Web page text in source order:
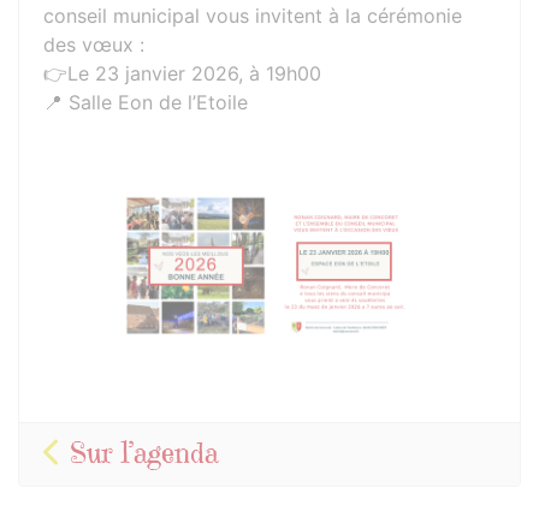
conseil municipal vous invitent à la cérémonie
des vœux :
👉Le 23 janvier 2026, à 19h00
📍 Salle Eon de l’Etoile
Photos
Sur l’agenda